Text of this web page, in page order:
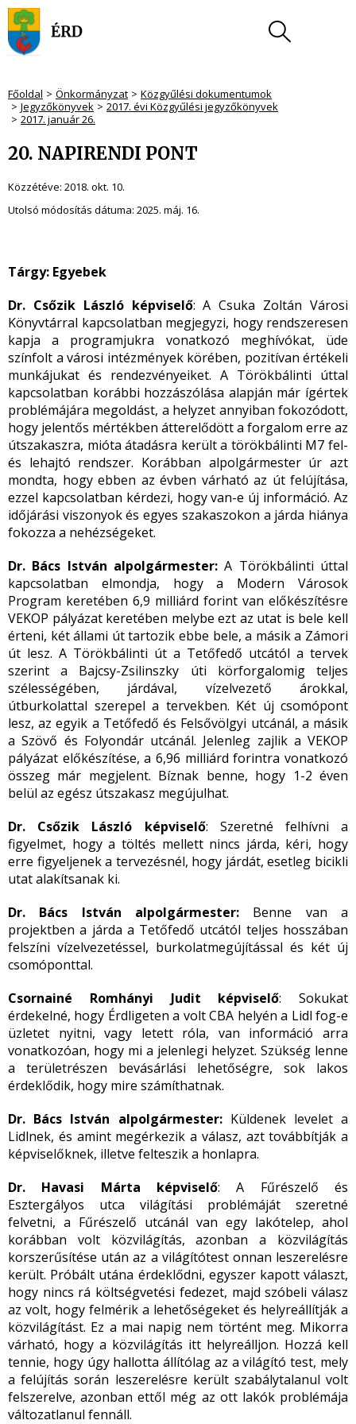
Főoldal Önkormányzat
Közgyűlési dokumentumok
Jegyzőkönyvek
2017. évi Közgyűlési jegyzőkönyvek
2017. január 26.
20. NAPIRENDI PONT
Közzétéve: 2018. okt. 10.
Utolsó módosítás dátuma: 2025. máj. 16.
Tárgy: Egyebek
Dr. Csőzik László képviselő: A Csuka Zoltán Városi
Könyvtárral kapcsolatban megjegyzi, hogy rendszeresen
kapja a programjukra vonatkozó meghívókat, üde
színfolt a városi intézmények körében, pozitívan értékeli
munkájukat és rendezvényeiket. A Törökbálinti úttal
kapcsolatban korábbi hozzászólása alapján már ígértek
problémájára megoldást, a helyzet annyiban fokozódott,
hogy jelentős mértékben átterelődött a forgalom erre az
útszakaszra, mióta átadásra került a törökbálinti M7 fel-
és lehajtó rendszer. Korábban alpolgármester úr azt
mondta, hogy ebben az évben várható az út felújítása,
ezzel kapcsolatban kérdezi, hogy van-e új információ. Az
időjárási viszonyok és egyes szakaszokon a járda hiánya
fokozza a nehézségeket.
Dr. Bács István alpolgármester:A Törökbálinti úttal
kapcsolatban elmondja, hogy a Modern Városok
Program keretében 6,9 milliárd forint van előkészítésre
VEKOP pályázat keretében melybe ezt az utat is bele kell
érteni, két állami út tartozik ebbe bele, a másik a Zámori
út lesz. A Törökbálinti út a Tetőfedő utcától a tervek
szerint a Bajcsy-Zsilinszky úti körforgalomig teljes
szélességében, járdával, vízelvezető árokkal,
útburkolattal szerepel a tervekben. Két új csomópont
lesz, az egyik a Tetőfedő és Felsővölgyi utcánál, a másik
a Szövő és Folyondár utcánál. Jelenleg zajlik a VEKOP
pályázat előkészítése, a 6,96 milliárd forintra vonatkozó
összeg már megjelent. Bíznak benne, hogy 1-2 éven
belül az egész útszakasz megújulhat.
Dr. Csőzik László képviselő: Szeretné felhívni a
figyelmet, hogy a töltés mellett nincs járda, kéri, hogy
erre figyeljenek a tervezésnél, hogy járdát, esetleg bicikli
utat alakítsanak ki.
Dr. Bács István alpolgármester: Benne van a
projektben a járda a Tetőfedő utcától teljes hosszában
felszíni vízelvezetéssel, burkolatmegújítással és két új
csomóponttal.
Csornainé Romhányi Judit képviselő: Sokukat
érdekelné, hogy Érdligeten a volt CBA helyén a Lidl fog-e
üzletet nyitni, vagy letett róla, van információ arra
vonatkozóan, hogy mi a jelenlegi helyzet. Szükség lenne
a területrészen bevásárlási lehetőségre, sok lakos
érdeklődik, hogy mire számíthatnak.
Dr. Bács István alpolgármester: Küldenek levelet a
Lidlnek, és amint megérkezik a válasz, azt továbbítják a
képviselőknek, illetve felteszik a honlapra.
Dr. Havasi Márta képviselő: A Fűrészelő és
Esztergályos utca világítási problémáját szeretné
felvetni, a Fűrészelő utcánál van egy lakótelep, ahol
korábban volt közvilágítás, azonban a közvilágítás
korszerűsítése után az a világítótest onnan leszerelésre
került. Próbált utána érdeklődni, egyszer kapott választ,
hogy nincs rá költségvetési fedezet, majd szóbeli válasz
az volt, hogy felmérik a lehetőségeket és helyreállítják a
közvilágítást. Ez a mai napig nem történt meg. Mikorra
várható, hogy a közvilágítás itt helyreálljon. Hozzá kell
tennie, hogy úgy hallotta állítólag az a világító test, mely
a felújítás során leszerelésre került szabálytalanul volt
felszerelve, azonban ettől még az ott lakók problémája
változatlanul fennáll.